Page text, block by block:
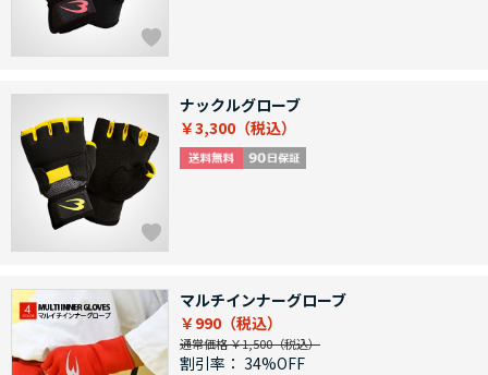
ナックルグローブ
￥3,300
マルチインナーグローブ
￥990
通常価格 ￥1,500
割引率： 34%OFF